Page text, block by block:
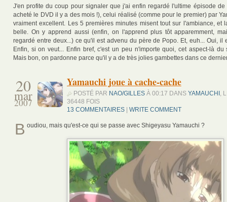
J'en profite du coup pour signaler que j'ai enfin regardé l'ultime épisode de
acheté le DVD il y a des mois !), celui réalisé (comme pour le premier) par
vraiment excellent. Les 5 premières minutes misent tout sur l'ambiance, et
belle. On y apprend aussi (enfin, on l'apprend plus tôt apparemment,
regardé entre deux...) ce qu'il est advenu du père de Popo. Et, euh... Oui, il
Enfin, si on veut... Enfin bref, c'est un peu n'importe quoi, cet aspect-là du
Mais bon, on pardonne parce qu'il y a de très jolies gambettes dans ce
20
mar
2007
Yamauchi joue à cache-cache
POSTÉ PAR NAO/GILLES À 00:17 DANS YAMAUCHI ,
36448 FOIS
13 COMMENTAIRES
WRITE COMMENT
B oudiou, mais qu'est-ce qui se passe avec Shigeyasu Yamauchi ?